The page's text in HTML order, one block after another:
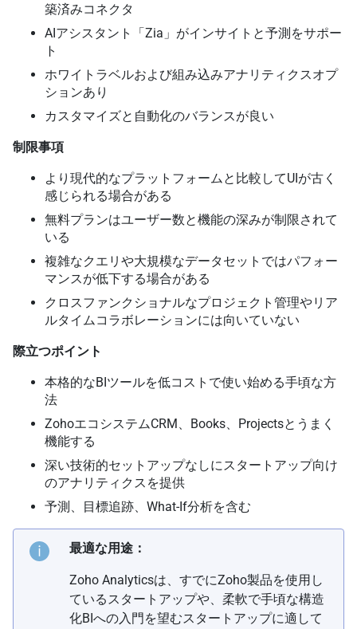
築済みコネクタ
AIアシスタント「Zia」がインサイトと予測をサポー
ト
ホワイトラベルおよび組み込みアナリティクスオプ
ションあり
カスタマイズと自動化のバランスが良い
制限事項
より現代的なプラットフォームと比較してUIが古く
感じられる場合がある
無料プランはユーザー数と機能の深みが制限されて
いる
複雑なクエリや大規模なデータセットではパフォー
マンスが低下する場合がある
クロスファンクショナルなプロジェクト管理やリア
ルタイムコラボレーションには向いていない
際立つポイント
本格的なBIツールを低コストで使い始める手頃な方
法
ZohoエコシステムCRM、Books、Projectsとうまく
機能する
深い技術的セットアップなしにスタートアップ向け
のアナリティクスを提供
予測、目標追跡、What-If分析を含む
最適な用途：
Zoho Analyticsは、すでにZoho製品を使用し
ているスタートアップや、柔軟で手頃な構造
化BIへの入門を望むスタートアップに適して